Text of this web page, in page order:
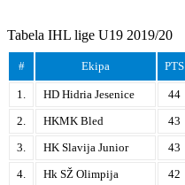
Tabela IHL lige U19 2019/20
# Ekipa PTS
1. HD Hidria Jesenice
44
2.
HKMK Bled
43
3.
HK Slavija Junior
43
4.
Hk SŽ Olimpija
42